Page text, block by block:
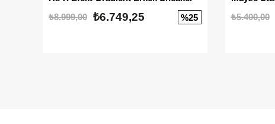
₺8.999,00 ₺6.749,25 %25
₺5.400,00